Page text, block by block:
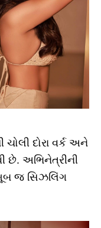
દોરા વર્ક અને
છે. અભિનેત્રીની
જ સિઝલિંગ